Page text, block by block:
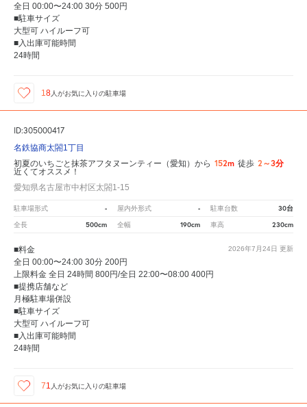
全日 00:00〜24:00 30分 500円
■駐車サイズ
大型可 ハイルーフ可
■入出庫可能時間
24時間
18人がお気に入りの駐車場
ID:305000417
名鉄協商太閤1丁目
初夏のいちごと抹茶アフタヌーンティー（愛知）から 152m 徒歩 2～3分
近くてオススメ！
愛知県名古屋市中村区太閤1-15
駐車場形式 - 屋内外形式 - 駐車台数 30台
全長 500cm 全幅 190cm 車高 230cm
2026年7月24日 更新
■料金
全日 00:00〜24:00 30分 200円
上限料金 全日 24時間 800円/全日 22:00〜08:00 400円
■提携店舗など
月極駐車場併設
■駐車サイズ
大型可 ハイルーフ可
■入出庫可能時間
24時間
71 人がお気に入りの駐車場